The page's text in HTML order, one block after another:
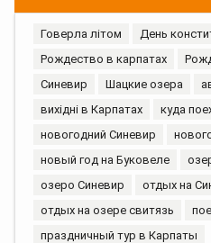
Говерла літом День
Рождество в карпатах
Синевир
Шацкие озера
вихідні в Карпатах
куда
новогодний Синевир
новый год на Буковеле
озеро Синевир
отдых на
отдых на озере свитязь
праздничный тур в Карпаты